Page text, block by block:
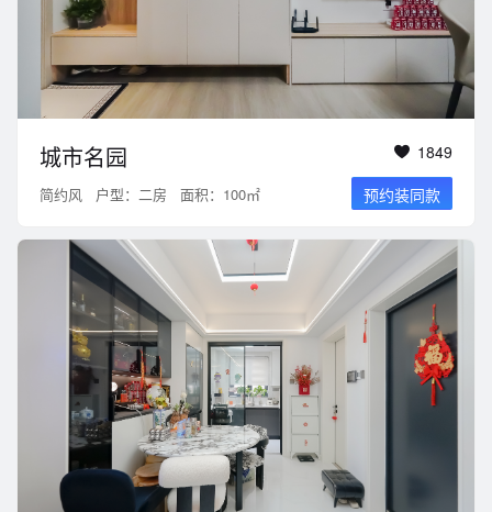
城市名园 1849
简约风 户型：二房 面积：100㎡ 预约装同款